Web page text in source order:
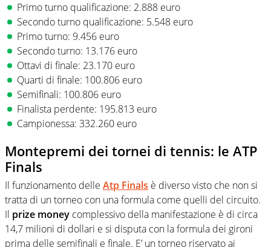
Primo turno qualificazione: 2.888 euro
Secondo turno qualificazione: 5.548 euro
Primo turno: 9.456 euro
Secondo turno: 13.176 euro
Ottavi di finale: 23.170 euro
Quarti di finale: 100.806 euro
Semifinali: 100.806 euro
Finalista perdente: 195.813 euro
Campionessa: 332.260 euro
Montepremi dei tornei di tennis: le ATP
Finals
Il funzionamento delle Atp Finals è diverso visto che non si
tratta di un torneo con una formula come quelli del circuito.
Il prize money complessivo della manifestazione è di circa
14,7 milioni di dollari e si disputa con la formula dei gironi
prima delle semifinali e finale. E’ un torneo riservato ai